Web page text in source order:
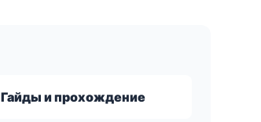
Гайды и прохождение